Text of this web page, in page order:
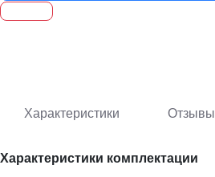
Характеристики Отзывы
Характеристики комплектации